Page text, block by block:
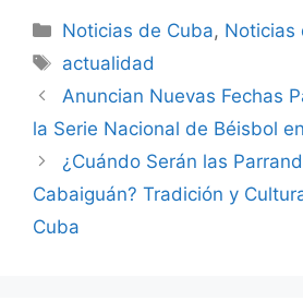
Categories
Noticias de Cuba, Noticias
Tags
actualidad
Anuncian Nuevas Fechas
la Serie Nacional de Béisbol
¿Cuándo Serán las
Cabaiguán? Tradición y
Cuba